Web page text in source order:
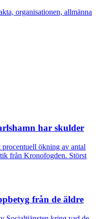
organisationen, allmänna
har skulder
ökning av antal
från Kronofogden. Störst
från de äldre